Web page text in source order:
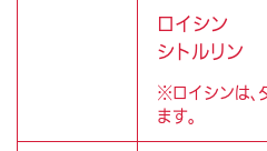
Q ：開封後はどのくらいで
Q ：温めて飲んでもいいで
Q ：レジスタンス運動とは
ロイシン
シトルリン
※ロイシンは、
ます。